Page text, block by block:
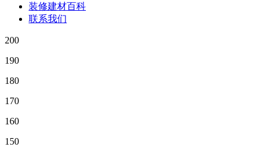
装修建材百科
联系我们
200
190
180
170
160
150